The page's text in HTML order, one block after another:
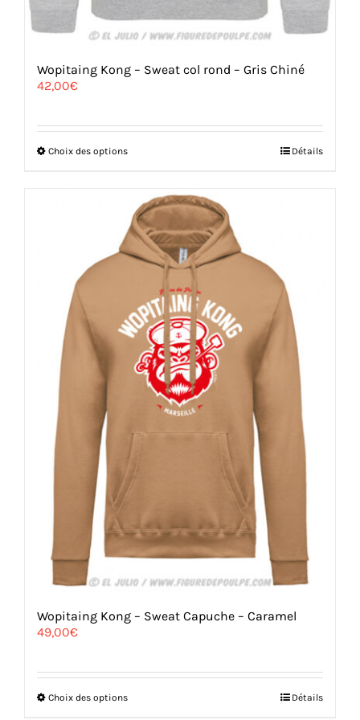
Wopitaing Kong – Sweat col rond – Gris Chiné
42,00€
Choix des optionsCe
plusieurs
variations.
Les
options
peuvent
choisies
sur
la
page
du
produit
Détails
Wopitaing Kong – Sweat Capuche – Caramel
49,00€
Choix des optionsCe
Détails